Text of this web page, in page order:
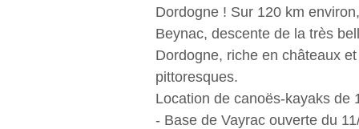
Dordogne ! Sur 120 km
Beynac, descente de la très
Dordogne, riche en châteaux
pittoresques.
Location de canoës-kayaks de
- Base de Vayrac ouverte du